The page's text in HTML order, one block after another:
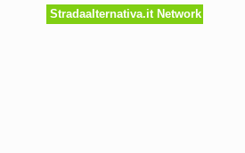
Stradaalternativa.it Network